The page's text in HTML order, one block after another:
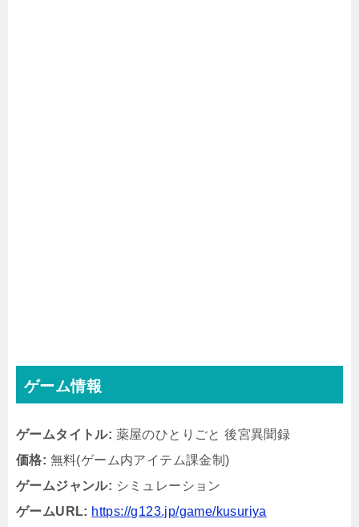
ゲーム情報
ゲームタイトル: 薬屋のひとりごと 後宮異聞録
価格: 無料(ゲーム内アイテム課金制)
ゲームジャンル: シミュレーション
ゲームURL: https://g123.jp/game/kusuriya